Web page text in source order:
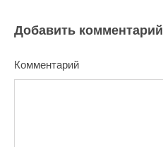
Добавить комментарий
Комментарий